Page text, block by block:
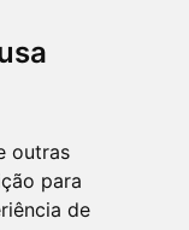
outras
para
de